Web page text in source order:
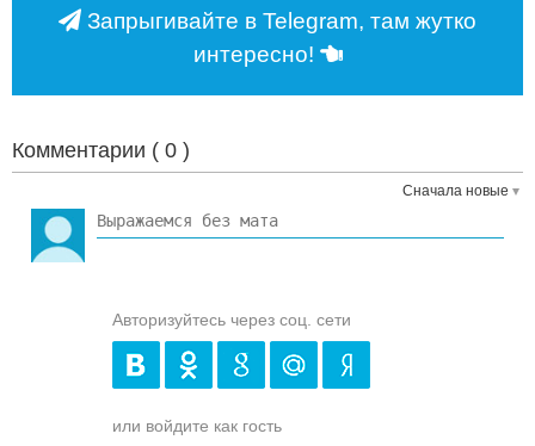
Запрыгивайте в Telegram, там жутко
интересно!
Комментарии ( 0 )
Сначала новые
Авторизуйтесь через соц. сети
или войдите как гость